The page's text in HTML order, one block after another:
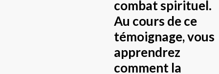
combat spirituel.
Au cours de ce
témoignage, vous
apprendrez
comment la